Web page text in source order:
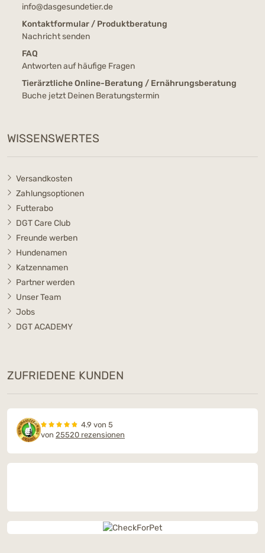
info@dasgesundetier.de
Kontaktformular / Produktberatung
Nachricht senden
FAQ
Antworten auf häufige Fragen
Tierärztliche Online-Beratung / Ernährungsberatung
Buche jetzt Deinen Beratungstermin
WISSENSWERTES
Versandkosten
Zahlungsoptionen
Futterabo
DGT Care Club
Freunde werben
Hundenamen
Katzennamen
Partner werden
Unser Team
Jobs
DGT ACADEMY
ZUFRIEDENE KUNDEN
4.9 von 5
von 25520 rezensionen